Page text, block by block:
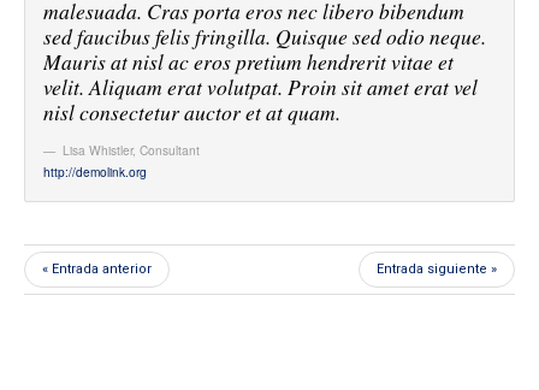
malesuada. Cras porta eros nec libero bibendum
sed faucibus felis fringilla. Quisque sed odio neque.
Mauris at nisl ac eros pretium hendrerit vitae et
velit. Aliquam erat volutpat. Proin sit amet erat vel
nisl consectetur auctor et at quam.
Lisa Whistler, Consultant
http://demolink.org
« Entrada anterior Entrada siguiente »